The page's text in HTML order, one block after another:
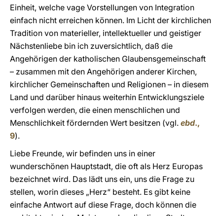
Einheit, welche vage Vorstellungen von Integration
einfach nicht erreichen können. Im Licht der kirchlichen
Tradition von materieller, intellektueller und geistiger
Nächstenliebe bin ich zuversichtlich, daß die
Angehörigen der katholischen Glaubensgemeinschaft
– zusammen mit den Angehörigen anderer Kirchen,
kirchlicher Gemeinschaften und Religionen – in diesem
Land und darüber hinaus weiterhin Entwicklungsziele
verfolgen werden, die einen menschlichen und
Menschlichkeit fördernden Wert besitzen (vgl. ebd.,
9).
Liebe Freunde, wir befinden uns in einer
wunderschönen Hauptstadt, die oft als Herz Europas
bezeichnet wird. Das lädt uns ein, uns die Frage zu
stellen, worin dieses „Herz“ besteht. Es gibt keine
einfache Antwort auf diese Frage, doch können die